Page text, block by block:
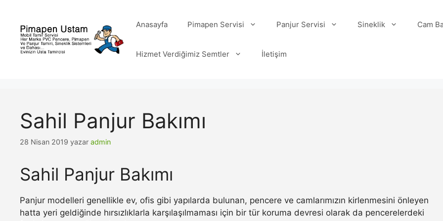
Anasayfa Pimapen Servisi Panjur Servisi Sineklik Cam
Hizmet Verdiğimiz Semtler İletişim
Sahil Panjur Bakımı
28 Nisan 2019 yazar admin
Sahil Panjur Bakımı
Panjur modelleri genellikle ev, ofis gibi yapılarda bulunan, pencere ve camlarımızın kirlenmesini önleyen
hatta yeri geldiğinde hırsızlıklarla karşılaşılmaması için bir tür koruma devresi olarak da pencerelerdeki